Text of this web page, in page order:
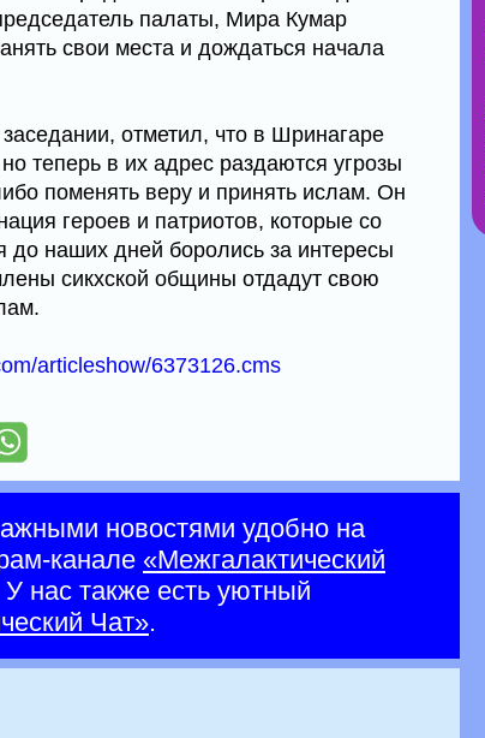
палаты, Мира Кумар
свои места и дождаться начала
отметил, что в Шринагаре
теперь в их адрес раздаются угрозы
поменять веру и принять ислам. Он
героев и патриотов, которые со
до наших дней боролись за интересы
сикхской общины отдадут свою
articleshow/6373126.cms
новостями удобно на
канале «Межгалактический
У нас также есть уютный
Чат».